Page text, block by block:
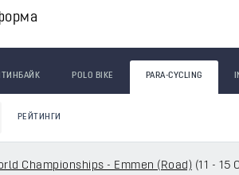
POLO BIKE PARA-CYCLING
РЕЙТИНГИ
Championships - Emmen (Road) (11 - 15